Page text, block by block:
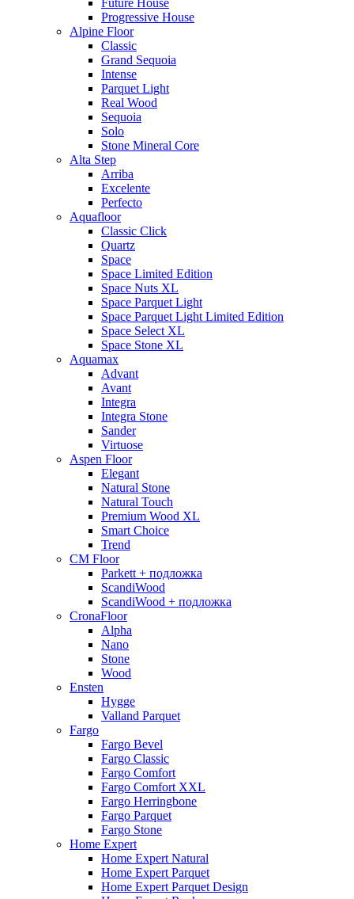
Future House
Progressive House
Alpine Floor
Classic
Grand Sequoia
Intense
Parquet Light
Real Wood
Sequoia
Solo
Stone Mineral Core
Alta Step
Arriba
Excelente
Perfecto
Aquafloor
Classic Click
Quartz
Space
Space Limited Edition
Space Nuts XL
Space Parquet Light
Space Parquet Light Limited Edition
Space Select XL
Space Stone XL
Aquamax
Advant
Avant
Integra
Integra Stone
Sander
Virtuose
Aspen Floor
Elegant
Natural Stone
Natural Touch
Premium Wood XL
Smart Choice
Trend
CM Floor
Parkett + подложка
ScandiWood
ScandiWood + подложка
CronaFloor
Alpha
Nano
Stone
Wood
Ensten
Hygge
Valland Parquet
Fargo
Fargo Bevel
Fargo Classic
Fargo Comfort
Fargo Comfort XXL
Fargo Herringbone
Fargo Parquet
Fargo Stone
Home Expert
Home Expert Natural
Home Expert Parquet
Home Expert Parquet Design